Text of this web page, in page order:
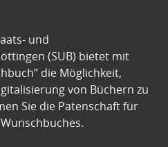
und
(SUB) bietet mit
die Möglichkeit,
von Büchern zu
Sie die Patenschaft für